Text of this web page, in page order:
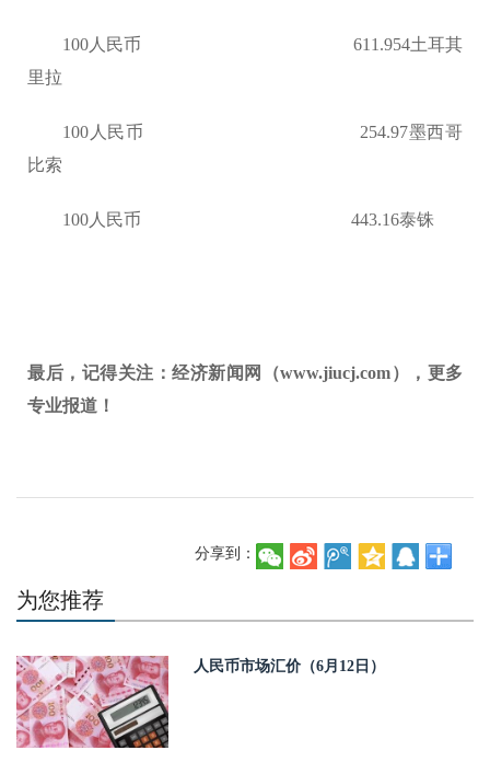
100人民币 611.954土耳其
里拉
100人民币 254.97墨西哥
比索
100人民币 443.16泰铢
最后，记得关注：经济新闻网（www.jiucj.com），更多
专业报道！
分享到：
为您推荐
人民币市场汇价（6月12日）